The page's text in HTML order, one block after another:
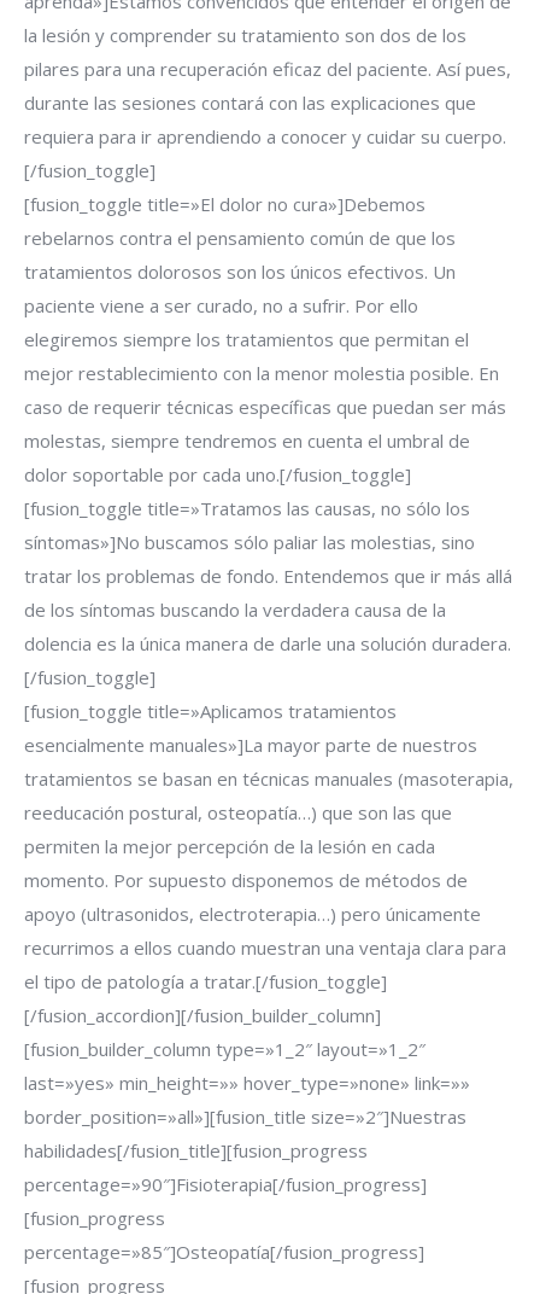
la lesión y comprender su tratamiento son dos de los
pilares para una recuperación eficaz del paciente. Así pues,
durante las sesiones contará con las explicaciones que
requiera para ir aprendiendo a conocer y cuidar su cuerpo.
[/fusion_toggle]
[fusion_toggle title=»El dolor no cura»]Debemos
rebelarnos contra el pensamiento común de que los
tratamientos dolorosos son los únicos efectivos. Un
paciente viene a ser curado, no a sufrir. Por ello
elegiremos siempre los tratamientos que permitan el
mejor restablecimiento con la menor molestia posible. En
caso de requerir técnicas específicas que puedan ser más
molestas, siempre tendremos en cuenta el umbral de
dolor soportable por cada uno.[/fusion_toggle]
[fusion_toggle title=»Tratamos las causas, no sólo los
síntomas»]No buscamos sólo paliar las molestias, sino
tratar los problemas de fondo. Entendemos que ir más allá
de los síntomas buscando la verdadera causa de la
dolencia es la única manera de darle una solución duradera.
[/fusion_toggle]
[fusion_toggle title=»Aplicamos tratamientos
esencialmente manuales»]La mayor parte de nuestros
tratamientos se basan en técnicas manuales (masoterapia,
reeducación postural, osteopatía…) que son las que
permiten la mejor percepción de la lesión en cada
momento. Por supuesto disponemos de métodos de
apoyo (ultrasonidos, electroterapia…) pero únicamente
recurrimos a ellos cuando muestran una ventaja clara para
el tipo de patología a tratar.[/fusion_toggle]
[/fusion_accordion][/fusion_builder_column]
[fusion_builder_column type=»1_2″ layout=»1_2″
last=»yes» min_height=»» hover_type=»none» link=»»
border_position=»all»][fusion_title size=»2″]Nuestras
habilidades[/fusion_title][fusion_progress
percentage=»90″]Fisioterapia[/fusion_progress]
[fusion_progress
percentage=»85″]Osteopatía[/fusion_progress]
[fusion_progress